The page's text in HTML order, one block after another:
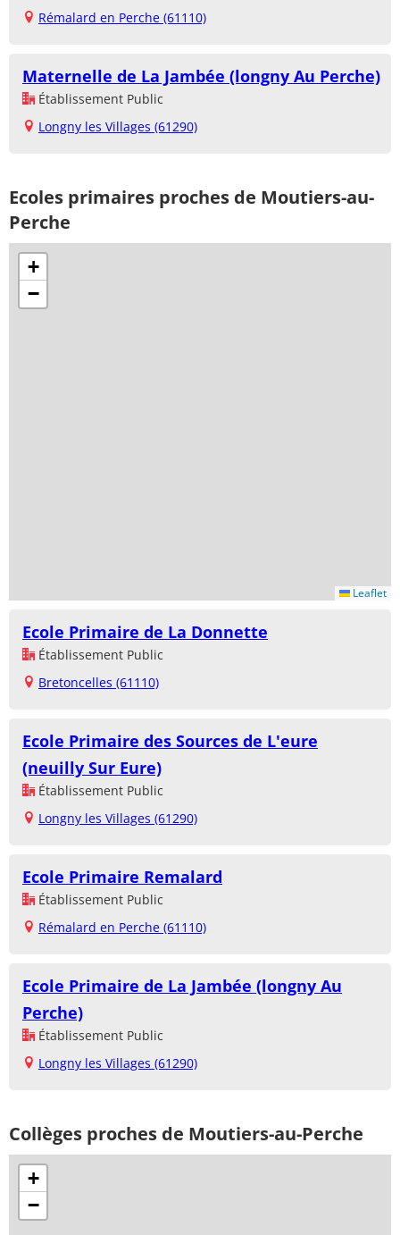
Rémalard en Perche (61110)
Maternelle de La Jambée (longny Au Perche)
Établissement Public
Longny les Villages (61290)
Ecoles primaires proches de Moutiers-au-
Perche
+
−
Leaflet
Ecole Primaire de La Donnette
Établissement Public
Bretoncelles (61110)
Ecole Primaire des Sources de L'eure
(neuilly Sur Eure)
Établissement Public
Longny les Villages (61290)
Ecole Primaire Remalard
Établissement Public
Rémalard en Perche (61110)
Ecole Primaire de La Jambée (longny Au
Perche)
Établissement Public
Longny les Villages (61290)
Collèges proches de Moutiers-au-Perche
+
−